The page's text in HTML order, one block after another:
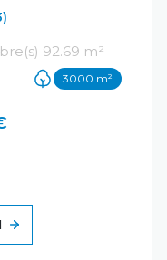
Maison 5 pièce(s) 4 chambre(s) 92.69 m²
3000 m²